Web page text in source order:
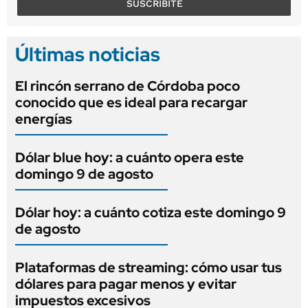
SUSCRIBITE
Últimas noticias
El rincón serrano de Córdoba poco
conocido que es ideal para recargar
energías
Dólar blue hoy: a cuánto opera este
domingo 9 de agosto
Dólar hoy: a cuánto cotiza este domingo 9
de agosto
Plataformas de streaming: cómo usar tus
dólares para pagar menos y evitar
impuestos excesivos